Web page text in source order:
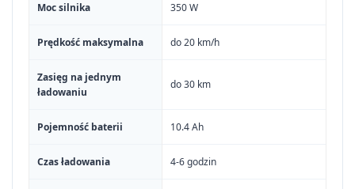
Moc silnika
350 W
Prędkość maksymalna do 20 km/h
Zasięg na jednym
ładowaniu
do 30 km
Pojemność baterii 10.4 Ah
Czas ładowania 4-6 godzin